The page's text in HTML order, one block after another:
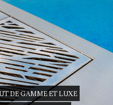
DE GAMME ET LUXE